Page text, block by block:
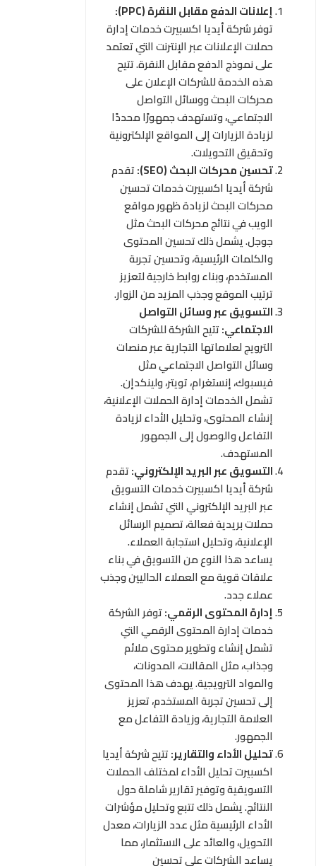
إعلانات الدفع مقابل النقرة (PPC):
توفر شركة أيديا اكسبيرت خدمات إدارة
حملات الإعلانات عبر الإنترنت التي تعتمد
على نموذج الدفع مقابل النقرة. تتيح
هذه الخدمة للشركات الإعلان على
محركات البحث ووسائل التواصل
الاجتماعي، وتستهدف جمهورًا محددًا
لزيادة الزيارات إلى المواقع الإلكترونية
وتحقيق التحويلات.
تحسين محركات البحث (SEO):
تقدم
شركة أيديا اكسبيرت خدمات تحسين
محركات البحث لزيادة ظهور مواقع
الويب في نتائج محركات البحث مثل
جوجل. يشمل ذلك تحسين المحتوى
والكلمات الرئيسية، وتحسين تجربة
المستخدم، وبناء روابط خارجية لتعزيز
ترتيب الموقع وجذب المزيد من الزوار.
التسويق عبر وسائل التواصل
الاجتماعي:تتيح الشركة للشركات
الترويج لعلاماتها التجارية عبر منصات
وسائل التواصل الاجتماعي مثل
فيسبوك، إنستغرام، تويتر، ولينكدإن.
تشمل الخدمات إدارة الحملات الإعلانية،
إنشاء المحتوى، وتحليل الأداء لزيادة
التفاعل والوصول إلى الجمهور
المستهدف.
التسويق عبر البريد الإلكتروني:تقدم
شركة أيديا اكسبيرت خدمات التسويق
عبر البريد الإلكتروني التي تشمل إنشاء
حملات بريدية فعالة، تصميم الرسائل
الإعلانية، وتحليل استجابة العملاء.
يساعد هذا النوع من التسويق في بناء
علاقات قوية مع العملاء الحاليين وجذب
عملاء جدد.
إدارة المحتوى الرقمي:توفر الشركة
خدمات إدارة المحتوى الرقمي التي
تشمل إنشاء وتطوير محتوى ملائم
وجذاب، مثل المقالات، المدونات،
والمواد الترويجية. يهدف هذا المحتوى
إلى تحسين تجربة المستخدم، تعزيز
العلامة التجارية، وزيادة التفاعل مع
الجمهور.
تحليل الأداء والتقارير:تتيح شركة أيديا
اكسبيرت تحليل الأداء لمختلف الحملات
التسويقية وتوفير تقارير شاملة حول
النتائج. يشمل ذلك تتبع وتحليل مؤشرات
الأداء الرئيسية مثل عدد الزيارات، معدل
التحويل، والعائد على الاستثمار، مما
يساعد الشركات على تحسين